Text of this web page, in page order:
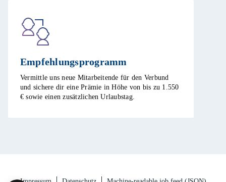
Empfehlungsprogramm​
Vermittle uns neue Mitarbeitende für den Verbund
und sichere dir eine Prämie in Höhe von bis zu 1.550
€ sowie einen zusätzlichen Urlaubstag.​